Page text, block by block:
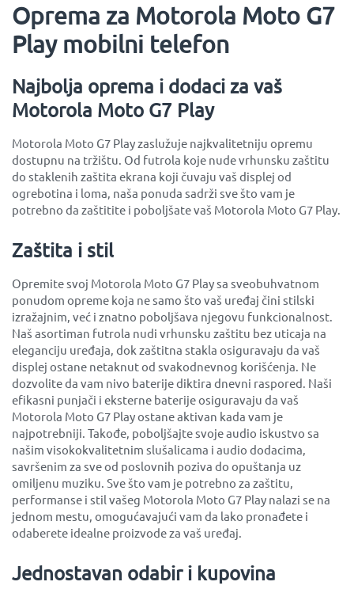
Oprema za Motorola Moto G7
Play mobilni telefon
Najbolja oprema i dodaci za vaš
Motorola Moto G7 Play
Motorola Moto G7 Play zaslužuje najkvalitetniju opremu
dostupnu na tržištu. Od futrola koje nude vrhunsku zaštitu
do staklenih zaštita ekrana koji čuvaju vaš displej od
ogrebotina i loma, naša ponuda sadrži sve što vam je
potrebno da zaštitite i poboljšate vaš Motorola Moto G7 Play.
Zaštita i stil
Opremite svoj Motorola Moto G7 Play sa sveobuhvatnom
ponudom opreme koja ne samo što vaš uređaj čini stilski
izražajnim, već i znatno poboljšava njegovu funkcionalnost.
Naš asortiman futrola nudi vrhunsku zaštitu bez uticaja na
eleganciju uređaja, dok zaštitna stakla osiguravaju da vaš
displej ostane netaknut od svakodnevnog korišćenja. Ne
dozvolite da vam nivo baterije diktira dnevni raspored. Naši
efikasni punjači i eksterne baterije osiguravaju da vaš
Motorola Moto G7 Play ostane aktivan kada vam je
najpotrebniji. Takođe, poboljšajte svoje audio iskustvo sa
našim visokokvalitetnim slušalicama i audio dodacima,
savršenim za sve od poslovnih poziva do opuštanja uz
omiljenu muziku. Sve što vam je potrebno za zaštitu,
performanse i stil vašeg Motorola Moto G7 Play nalazi se na
jednom mestu, omogućavajući vam da lako pronađete i
odaberete idealne proizvode za vaš uređaj.
Jednostavan odabir i kupovina